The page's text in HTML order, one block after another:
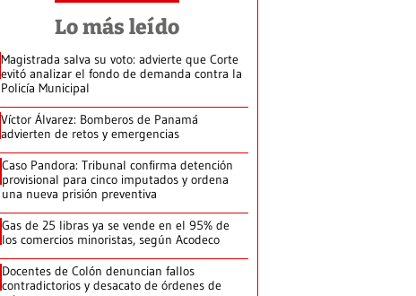
Lo más leído
Magistrada salva su voto: advierte que Corte
evitó analizar el fondo de demanda contra la
Policía Municipal
Víctor Álvarez: Bomberos de Panamá
advierten de retos y emergencias
Caso Pandora: Tribunal confirma detención
provisional para cinco imputados y ordena
una nueva prisión preventiva
Gas de 25 libras ya se vende en el 95% de
los comercios minoristas, según Acodeco
Docentes de Colón denuncian fallos
contradictorios y desacato de órdenes de